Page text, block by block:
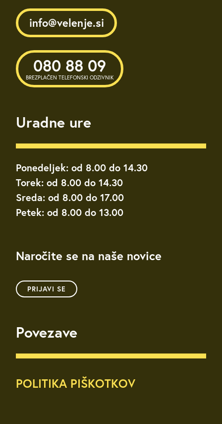
info@velenje.si
080 88 09
BREZPLAČEN TELEFONSKI ODZIVNIK
Uradne ure
Ponedeljek: od 8.00 do 14.30
Torek: od 8.00 do 14.30
Sreda: od 8.00 do 17.00
Petek: od 8.00 do 13.00
Naročite se na naše novice
PRIJAVI SE
Povezave
POLITIKA PIŠKOTKOV